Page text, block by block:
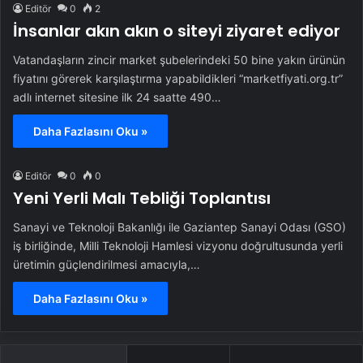
Editör 0 2
İnsanlar akın akın o siteyi ziyaret ediyor
Vatandaşların zincir market şubelerindeki 50 bine yakın ürünün
fiyatını görerek karşılaştırma yapabildikleri “marketfiyati.org.tr”
adlı internet sitesine ilk 24 saatte 490…
Daha Fazlasını Oku »
Editör 0 0
Yeni Yerli Malı Tebliği Toplantısı
Sanayi ve Teknoloji Bakanlığı ile Gaziantep Sanayi Odası (GSO)
iş birliğinde, Milli Teknoloji Hamlesi vizyonu doğrultusunda yerli
üretimin güçlendirilmesi amacıyla,…
Daha Fazlasını Oku »